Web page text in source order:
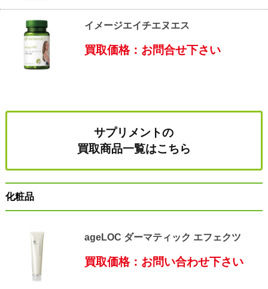
イメージエイチエヌエス
買取価格：お問合せ下さい
サプリメントの
買取商品一覧はこちら
化粧品
ageLOC ダーマティック エフェクツ
買取価格：お問い合わせ下さい